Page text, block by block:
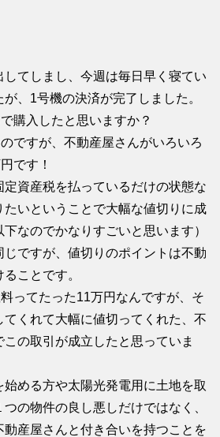
してしまし、今週は毎日早く寝てい
、1号機の決済が完了しました。
購入したと思いますか？
ですが、不動産屋さんがいろいろ
です！
資産税を払っているだけの状態な
いということで大幅な値切りに成
なのでかなりすごいと思います）
ですが、値切りのポイントは不動
ことです。
ってたった11万円なんですが、そ
くれて大幅に値切ってくれた、不
の取引が成立したと思っていま
始める方や太陽光発電用に土地を取
の物件の良し悪しだけではなく、
産屋さんと付き合いを持つことを